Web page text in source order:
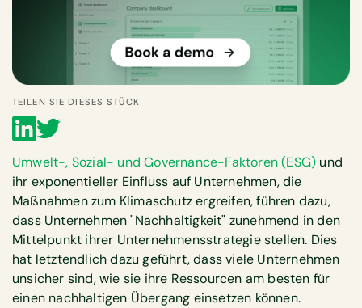
TEILEN SIE DIESES STÜCK
Umwelt-, Sozial- und Governance-Faktoren (ESG) und
ihr exponentieller Einfluss auf Unternehmen, die
Maßnahmen zum Klimaschutz ergreifen, führen dazu,
dass Unternehmen "Nachhaltigkeit" zunehmend in den
Mittelpunkt ihrer Unternehmensstrategie stellen. Dies
hat letztendlich dazu geführt, dass viele Unternehmen
unsicher sind, wie sie ihre Ressourcen am besten für
einen nachhaltigen Übergang einsetzen können.